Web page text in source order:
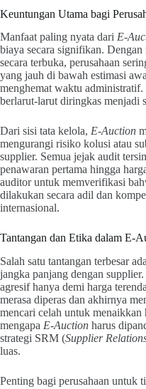
Keuntungan Utama bagi
Manfaat paling nyata dari E-
biaya secara signifikan.
secara terbuka, perusahaan
yang jauh di bawah estimasi
menghemat waktu
berlarut-larut diringkas menjadi
Dari sisi tata kelola, E-Auction
mengurangi risiko kolusi atau
supplier. Semua jejak audit
penawaran pertama hingga
auditor untuk memverifikasi
dilakukan secara adil dan
internasional.
Tantangan dan Etika dalam E-
Salah satu tantangan terbesar
jangka panjang dengan
agresif hanya demi harga
merasa diperas dan akhirnya
mencari celah untuk
mengapa E-Auction harus
strategi SRM (Supplier
luas.
Penting bagi perusahaan untuk